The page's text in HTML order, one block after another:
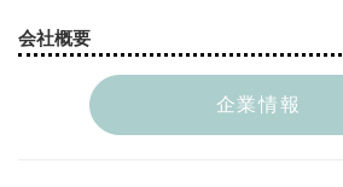
会社概要
企業情報